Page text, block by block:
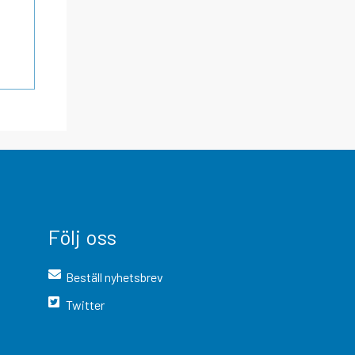
Följ oss
Beställ nyhetsbrev
Twitter